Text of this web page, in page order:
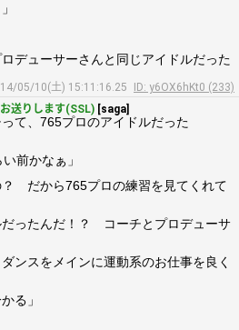
デューサーさんと同じアイドルだった
05/10(土) 15:11:16.25
ID: y6OX6hKt0 (233)
送りします(SSL) [saga]
て、765プロのアイドルだった
前かなぁ」
だから765プロの練習を見てくれて
だったんだ！？ コーチとプロデューサ
スをメインに運動系のお仕事を良く
る」